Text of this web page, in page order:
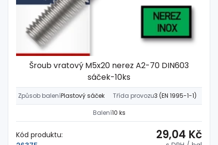
Šroub vratový M5x20 nerez A2-70 DIN603
sáček-10ks
Způsob baleníPlastový sáček Třída provozu3 (EN 1995-1-1)
Balení10 ks
Kód produktu:
29,04 Kč